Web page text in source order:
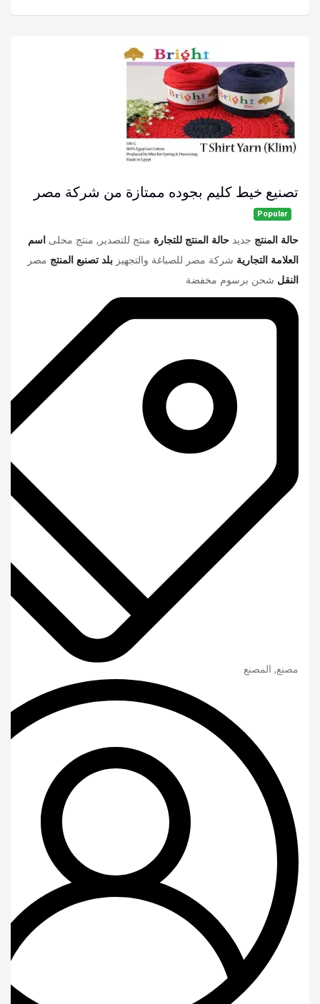
تصنيع خيط كليم بجوده ممتازة من شركة مصر
Popular
حالة المنتج جديد حالة المنتج للتجارة منتج للتصدير, منتج محلى اسم
العلامة التجارية شركة مصر للصباغة والتجهيز بلد تصنبع المنتج مصر
النقل شحن برسوم مخفضة
مصنع, المصنع